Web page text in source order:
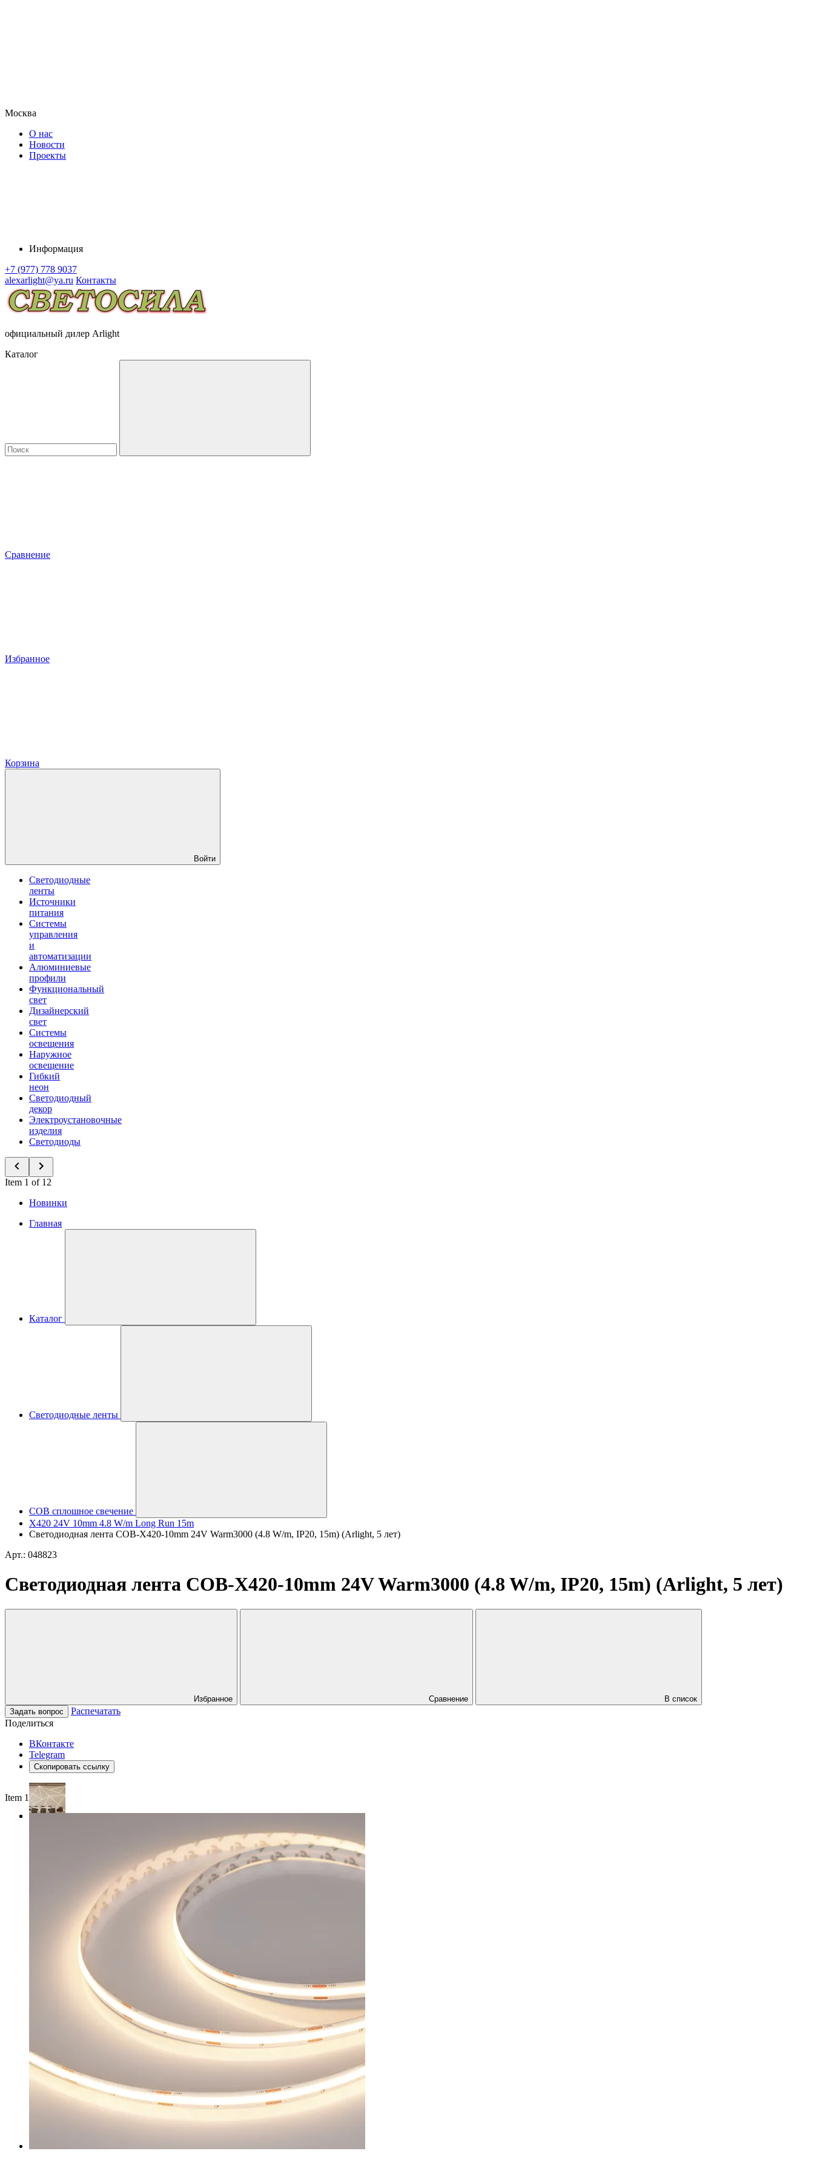
Москва
О нас
Новости
Проекты
Информация
+7 (977) 778 9037
alexarlight@ya.ru Контакты
официальный дилер Arlight
Каталог
Сравнение
Избранное
Корзина
Войти
Светодиодные
ленты
Источники
питания
Системы
управления
и
автоматизации
Алюминиевые
профили
Функциональный
свет
Дизайнерский
свет
Системы
освещения
Наружное
освещение
Гибкий
неон
Светодиодный
декор
Электроустановочные
изделия
Светодиоды
Item 1 of 12
Новинки
Главная
Каталог
Светодиодные ленты
COB сплошное свечение
X420 24V 10mm 4.8 W/m Long Run 15m
Светодиодная лента COB-X420-10mm 24V Warm3000 (4.8 W/m, IP20, 15m) (Arlight, 5 лет)
Арт.: 048823
Светодиодная лента COB-X420-10mm 24V Warm3000 (4.8 W/m, IP20, 15m) (Arlight, 5 лет)
Избранное Сравнение
В список
Задать вопрос
Распечатать
Поделиться
ВКонтакте
Telegram
Скопировать ссылку
Item 1 of 4